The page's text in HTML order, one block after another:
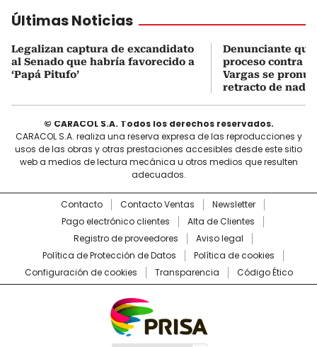
Últimas Noticias
Legalizan captura de excandidato
al Senado que habría favorecido a
‘Papá Pitufo’
Denunciante
proceso contra
Vargas se
retracto de nada”
© CARACOL S.A. Todos los derechos reservados.
CARACOL S.A. realiza una reserva expresa de las reproducciones y
usos de las obras y otras prestaciones accesibles desde este sitio
web a medios de lectura mecánica u otros medios que resulten
adecuados.
Contacto Contacto Ventas
Newsletter
Pago electrónico clientes
Alta de Clientes
Registro de proveedores
Aviso legal
Política de Protección de Datos
Política de cookies
Configuración de cookies
Transparencia Código Ético